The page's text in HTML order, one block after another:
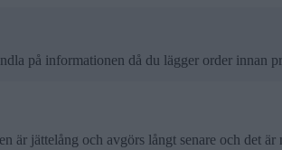
på informationen då du lägger order innan
jättelång och avgörs långt senare och det är